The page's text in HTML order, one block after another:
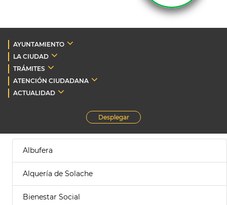
AYUNTAMIENTO
LA CIUDAD
TRÁMITES
ATENCIÓN CIUDADANA
ACTUALIDAD
Desplegar
Albufera
Alquería de Solache
Bienestar Social